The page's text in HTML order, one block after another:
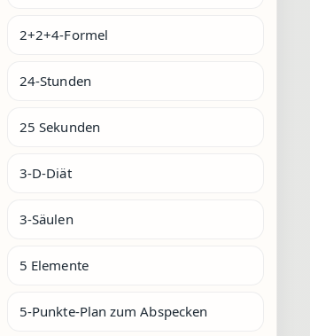
2+2+4-Formel
24-Stunden
25 Sekunden
3-D-Diät
3-Säulen
5 Elemente
5-Punkte-Plan zum Abspecken